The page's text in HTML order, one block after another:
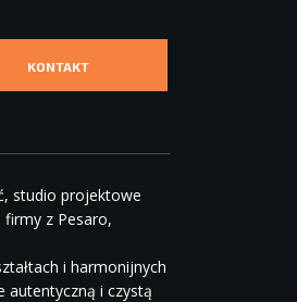
KONTAKT
studio projektowe
z Pesaro,
i harmonijnych
autentyczną i czystą